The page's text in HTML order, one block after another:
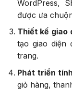
WordPress,
được ưa
Thiết kế giao
tạo giao diện
trang.
Phát triển
giỏ hàng,